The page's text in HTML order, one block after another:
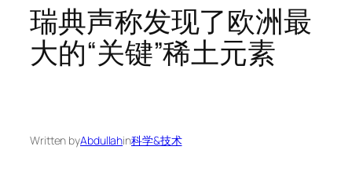
瑞典声称发现了欧洲最
大的“关键”稀土元素
Written byAbdullahin科学&技术